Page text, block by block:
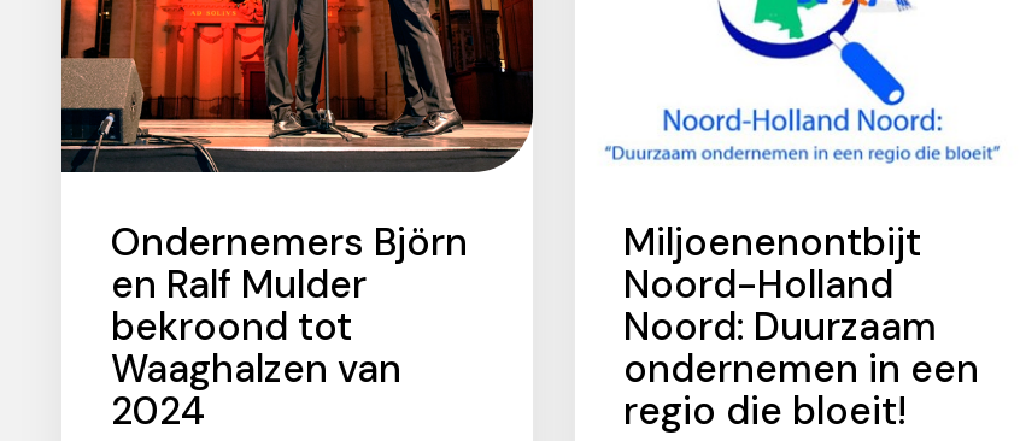
Ondernemers Björn
en Ralf Mulder
bekroond tot
Waaghalzen van
2024
Miljoenenontbijt
Noord-Holland
Noord: Duurzaam
ondernemen in een
regio die bloeit!